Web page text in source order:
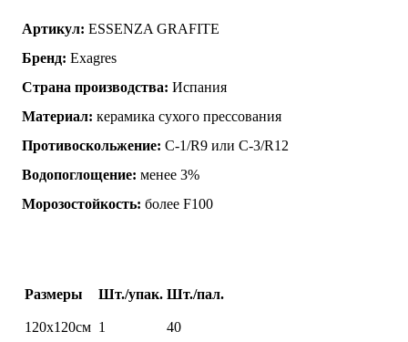
Артикул: ESSENZA GRAFITE
Бренд: Exagres
Страна производства: Испания
Материал: керамика сухого прессования
Противоскольжение: C-1/R9 или C-3/R12
Водопоглощение: менее 3%
Морозостойкость: более F100
Размеры Шт./упак. Шт./пал.
120х120см 1 40